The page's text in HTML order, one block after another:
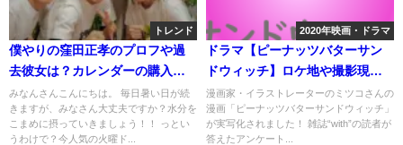
トレンド
僕やりの窪田正孝のプロフや過
去彼女は？カレンダーの購入方
法と猫5匹の謎
みなんさんこんにちは。 毎日暑い日が続
きますが、みなさん大丈夫ですか？水分を
こまめに摂っていきましょう！！ っとい
うわけで？今人気の火曜ド...
2020年映画・ドラマ
ドラマ【ピーナッツバターサン
ドウィッチ】ロケ地や撮影現場
はどこ？
漫画家・イラストレーターのミツコさんの
漫画「ピーナッツバターサンドウィッチ」
が実写化されました！ 雑誌“with”の読者が
答えたアンケート...